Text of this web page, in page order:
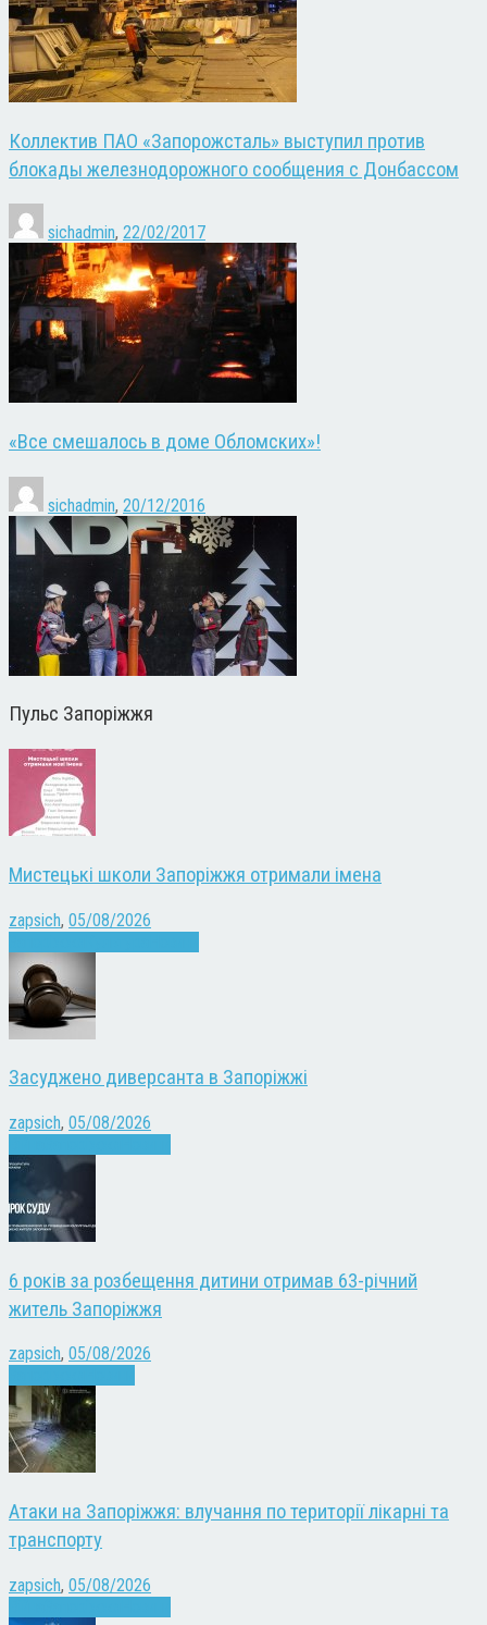
Коллектив ПАО «Запорожсталь» выступил против
блокады железнодорожного сообщения с Донбассом
sichadmin, 22/02/2017
«Все смешалось в доме Обломских»!
sichadmin, 20/12/2016
Пульс Запоріжжя
Мистецькі школи Запоріжжя отримали імена
zapsich, 05/08/2026
Засуджено диверсанта в Запоріжжі
zapsich, 05/08/2026
6 років за розбещення дитини отримав 63-річний
житель Запоріжжя
zapsich, 05/08/2026
Атаки на Запоріжжя: влучання по території лікарні та
транспорту
zapsich, 05/08/2026